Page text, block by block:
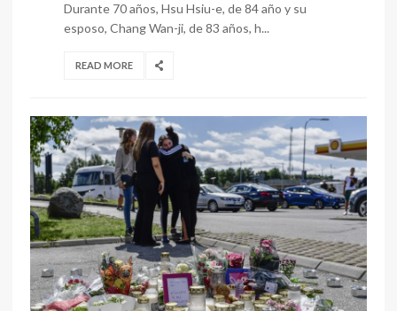
Durante 70 años, Hsu Hsiu-e, de 84 año y su
esposo, Chang Wan-ji, de 83 años, h...
READ MORE